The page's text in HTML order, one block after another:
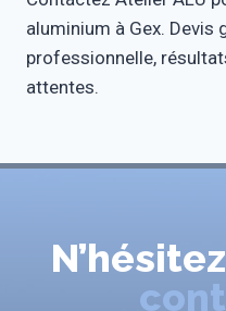
aluminium à Gex. Devis
professionnelle,
attentes.